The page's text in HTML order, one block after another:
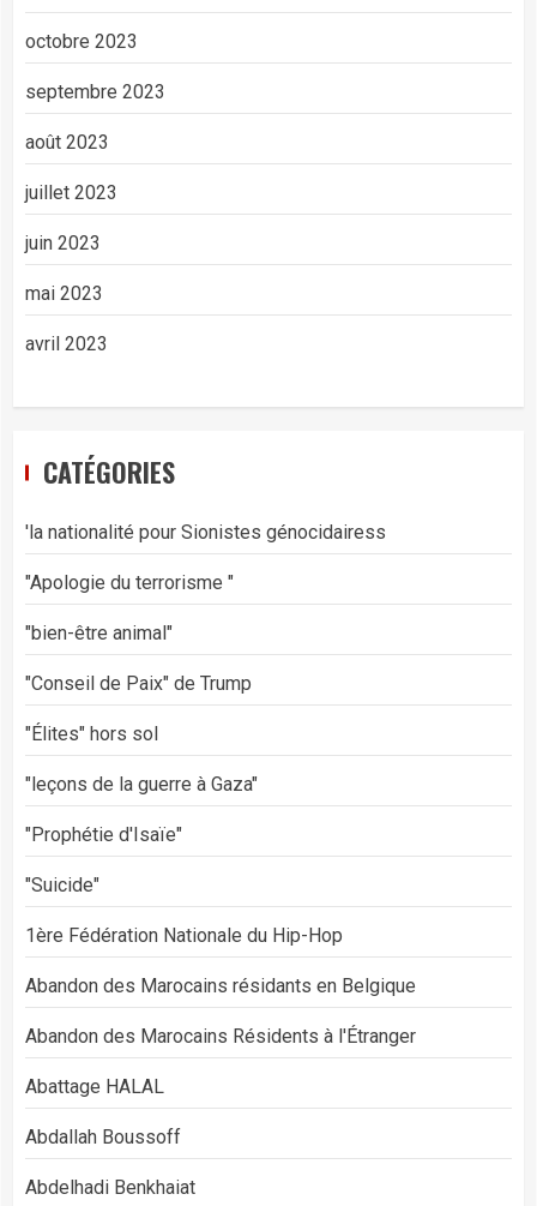
octobre 2023
septembre 2023
août 2023
juillet 2023
juin 2023
mai 2023
avril 2023
CATÉGORIES
'la nationalité pour Sionistes génocidairess
"Apologie du terrorisme "
"bien-être animal"
"Conseil de Paix" de Trump
"Élites" hors sol
"leçons de la guerre à Gaza"
"Prophétie d'Isaïe"
"Suicide"
1ère Fédération Nationale du Hip-Hop
Abandon des Marocains résidants en Belgique
Abandon des Marocains Résidents à l'Étranger
Abattage HALAL
Abdallah Boussoff
Abdelhadi Benkhaiat